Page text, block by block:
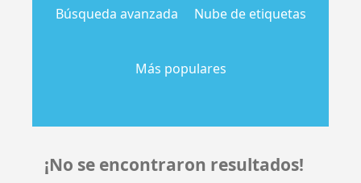
Búsqueda avanzada Nube de etiquetas
Más populares
¡No se encontraron resultados!